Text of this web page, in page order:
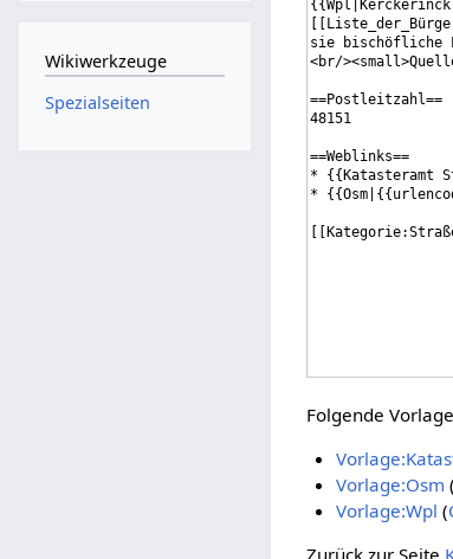
Folgende
Vorlage:Osm (
Vorlage:Wpl (
Wikiwerkzeuge
Spezialseiten